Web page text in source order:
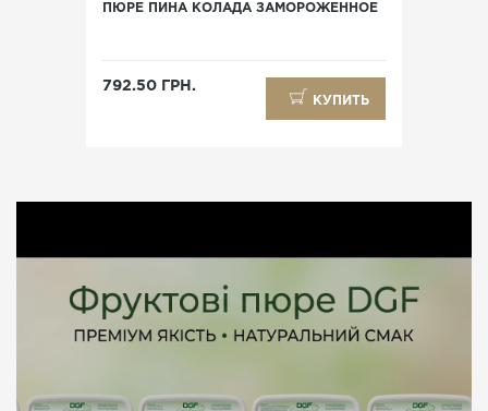
ПЮРЕ ПИНА КОЛАДА ЗАМОРОЖЕННОЕ
792.50 ГРН.
КУПИТЬ